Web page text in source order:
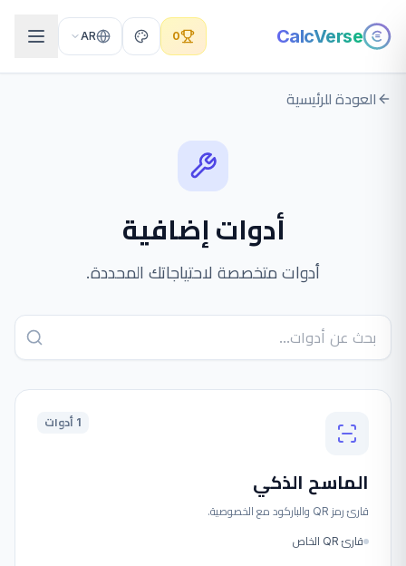
CalcVerse
0
AR
العودة للرئيسية
أدوات إضافية
أدوات متخصصة لاحتياجاتك المحددة.
1 أدوات
الماسح الذكي
قارئ رمز QR والباركود مع الخصوصية.
قارئ QR الخاص